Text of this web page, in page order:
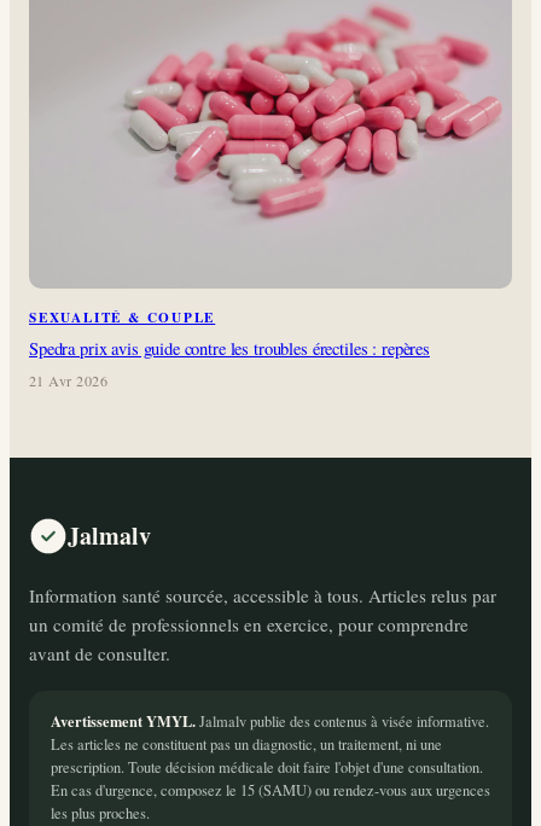
SEXUALITÉ & COUPLE
Spedra prix avis guide contre les troubles érectiles : repères
21 Avr 2026
Jalmalv
Information santé sourcée, accessible à tous. Articles relus par
un comité de professionnels en exercice, pour comprendre
avant de consulter.
Avertissement YMYL.Jalmalv publie des contenus à visée informative.
Les articles ne constituent pas un diagnostic, un traitement, ni une
prescription. Toute décision médicale doit faire l'objet d'une consultation.
En cas d'urgence, composez le 15 (SAMU) ou rendez-vous aux urgences
les plus proches.